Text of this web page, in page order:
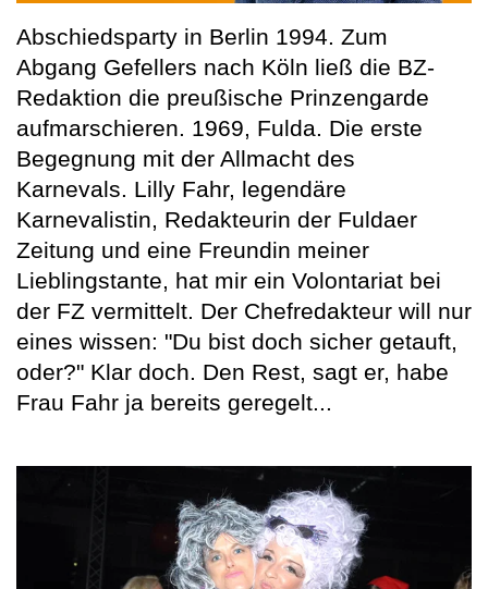
Abschiedsparty in Berlin 1994. Zum
Abgang Gefellers nach Köln ließ die BZ-
Redaktion die preußische Prinzengarde
aufmarschieren. 1969, Fulda. Die erste
Begegnung mit der Allmacht des
Karnevals. Lilly Fahr, legendäre
Karnevalistin, Redakteurin der Fuldaer
Zeitung und eine Freundin meiner
Lieblingstante, hat mir ein Volontariat bei
der FZ vermittelt. Der Chefredakteur will nur
eines wissen: "Du bist doch sicher getauft,
oder?" Klar doch. Den Rest, sagt er, habe
Frau Fahr ja bereits geregelt...